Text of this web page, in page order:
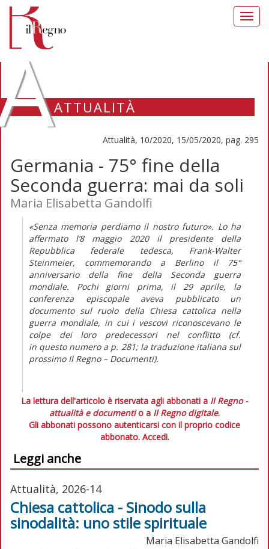
ATTUALITÀ
Attualità, 10/2020, 15/05/2020, pag. 295
Germania - 75° fine della
Seconda guerra: mai da soli
Maria Elisabetta Gandolfi
«Senza memoria perdiamo il nostro futuro». Lo ha
affermato l’8 maggio 2020 il presidente della
Repubblica federale tedesca, Frank-Walter
Steinmeier, commemorando a Berlino il 75°
anniversario della fine della Seconda guerra
mondiale. Pochi giorni prima, il 29 aprile, la
conferenza episcopale aveva pubblicato un
documento sul ruolo della Chiesa cattolica nella
guerra mondiale, in cui i vescovi riconoscevano le
colpe dei loro predecessori nel conflitto (cf.
in questo numeroa p. 281; la traduzione italiana sul
prossimo Il Regno – Documenti).
La lettura dell'articolo è riservata agli abbonati a Il Regno -
attualità e documentio a Il Regno digitale.
Gli abbonati possono autenticarsi con il proprio codice
abbonato. Accedi.
Leggi anche
Attualità, 2026-14
Chiesa cattolica - Sinodo sulla
sinodalità: uno stile spirituale
Maria Elisabetta Gandolfi